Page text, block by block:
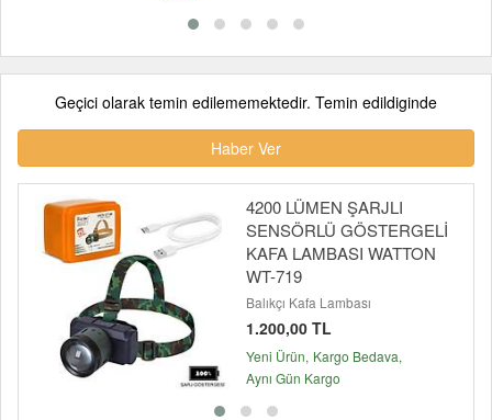
Geçici olarak temin edilememektedir. Temin edildiginde
Haber Ver
4200 LÜMEN ŞARJLI
SENSÖRLÜ GÖSTERGELİ
KAFA LAMBASI WATTON
WT-719
Balıkçı Kafa Lambası
1.200,00 TL
Yeni Ürün Kargo Bedava
Aynı Gün Kargo